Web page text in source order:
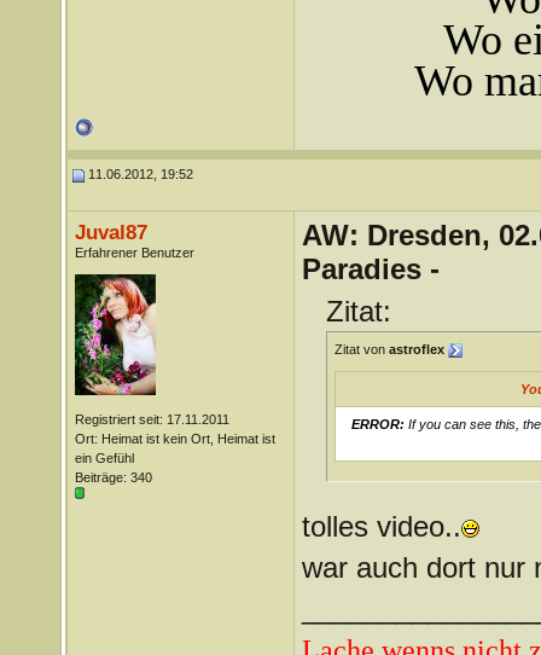
Wo
Wo
11.06.2012, 19:52
Juval87
Erfahrener Benutzer
Registriert seit: 17.11.2011
Ort: Heimat ist kein Ort, Heimat ist
ein Gefühl
Beiträge: 340
AW: Dresden,
Paradies -
Zitat:
Zitat von astroflex
ERROR: If you can see this,
tolles video..
war auch dort nur